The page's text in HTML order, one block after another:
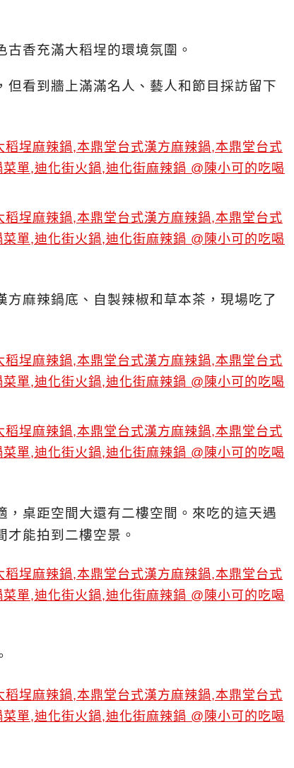
香充滿大稻埕的環境氛圍。
但看到牆上滿滿名人、藝人和節目採訪留下
麻辣鍋底、自製辣椒和草本茶，現場吃了
，桌距空間大還有二樓空間。來吃的這天遇
能拍到二樓空景。